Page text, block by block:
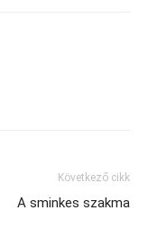
Következő cikk
A sminkes szakma